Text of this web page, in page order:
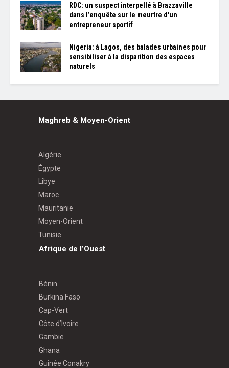
RDC: un suspect interpellé à Brazzaville
dans l’enquête sur le meurtre d'un
entrepreneur sportif
Nigeria: à Lagos, des balades urbaines pour
sensibiliser à la disparition des espaces
naturels
Maghreb & Moyen-Orient
Algérie
Égypte
Libye
Maroc
Mauritanie
Moyen-Orient
Tunisie
Afrique de l’Ouest
Bénin
Burkina Faso
Cap-Vert
Côte d’Ivoire
Gambie
Ghana
Guinée Conakry